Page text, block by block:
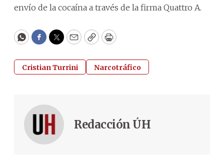
envío de la cocaína a través de la firma Quattro A.
WhatsApp
Facebook
Twitter
EmailCopyPrint
Cristian Turrini Narcotráfico
Redacción ÚH